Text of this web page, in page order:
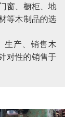
窗、橱柜、地
等木制品的选
生产、销售木
对性的销售于